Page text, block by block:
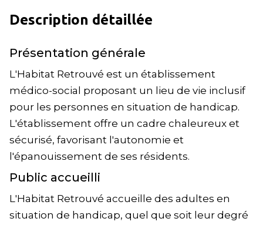
Description détaillée
Présentation générale
L'Habitat Retrouvé est un établissement
médico-social proposant un lieu de vie inclusif
pour les personnes en situation de handicap.
L'établissement offre un cadre chaleureux et
sécurisé, favorisant l'autonomie et
l'épanouissement de ses résidents.
Public accueilli
L'Habitat Retrouvé accueille des adultes en
situation de handicap, quel que soit leur degré